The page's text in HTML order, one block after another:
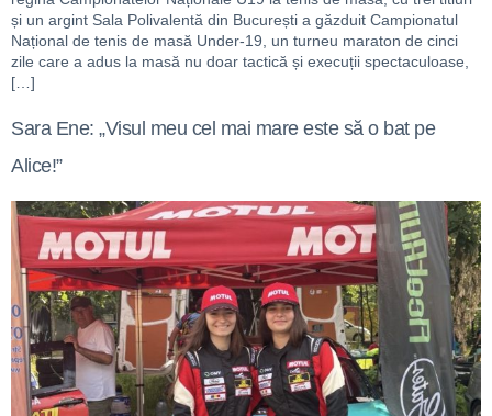
și un argint Sala Polivalentă din București a găzduit Campionatul
Național de tenis de masă Under-19, un turneu maraton de cinci
zile care a adus la masă nu doar tactică și execuții spectaculoase,
[…]
Sara Ene: „Visul meu cel mai mare este să o bat pe
Alice!”